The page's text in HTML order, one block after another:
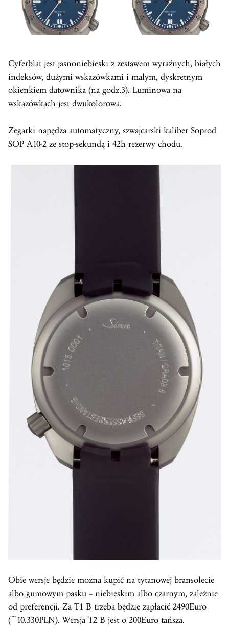
Cyferblatjest jasnoniebieski z zestawem wyraźnych, białych
indeksów, dużymi wskazówkami i małym, dyskretnym
okienkiem datownika (na godz.3). Luminowa na
wskazówkach jest dwukolorowa.
Zegarki napędza automatyczny, szwajcarski kaliber Soprod
SOP A10-2 ze stop-sekundą i 42h rezerwy chodu.
Obie wersje będzie można kupić na tytanowej bransolecie
albo gumowym pasku – niebieskim albo czarnym, zależnie
od preferencji. Za T1 B trzeba będzie zapłacić 2490Euro
(~10.330PLN). Wersja T2 B jest o 200Euro tańsza.